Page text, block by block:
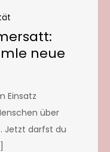
neue
Einsatz
über
Jetzt darfst du